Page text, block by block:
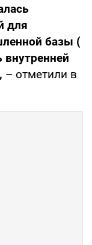
для
базы (
внутренней
– отметили в